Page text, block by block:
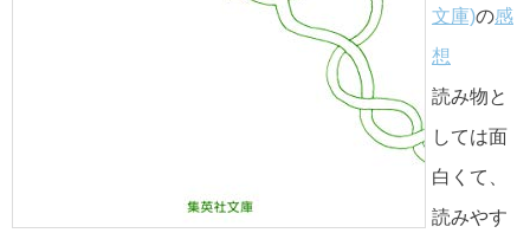
文庫)の感
想
読み物と
しては面
白くて、
読みやす